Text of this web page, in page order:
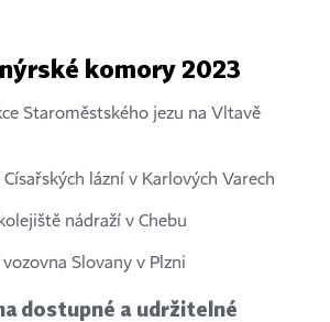
komory 2023
Staroměstského jezu na Vltavě
Císařských lázní v Karlových Varech
nádraží v Chebu
Slovany v Plzni
dostupné a udržitelné